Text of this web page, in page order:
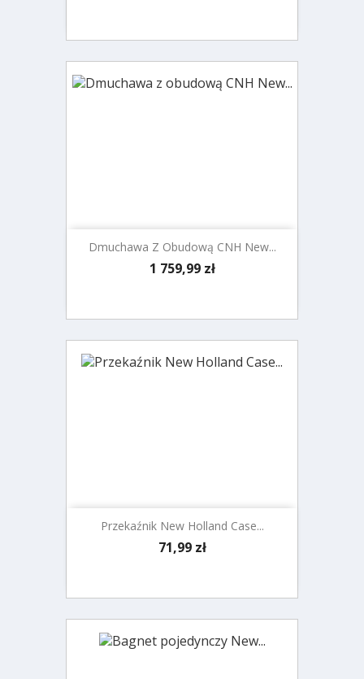
Dmuchawa Z Obudową CNH New...
Cena
1 759,99 zł
Przekaźnik New Holland Case...
Cena
71,99 zł